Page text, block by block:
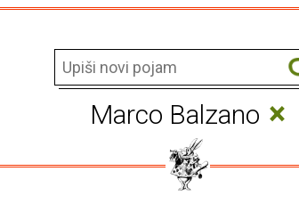
Marco Balzano ×